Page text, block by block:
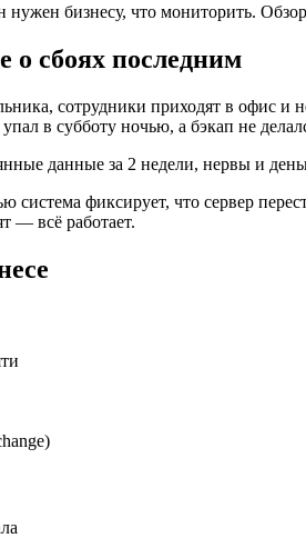
нужен бизнесу, что мониторить.
о сбоях последним
сотрудники приходят в офис и
упал в субботу ночью, а бэкап не
данные за 2 недели, нервы и
система фиксирует, что сервер
— всё работает.